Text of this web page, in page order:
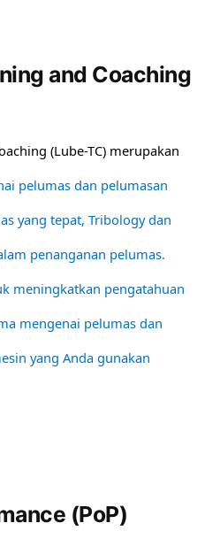
and Coaching
(Lube-TC) merupakan
pelumas dan pelumasan
yang tepat, Tribology dan
penanganan pelumas.
meningkatkan pengatahuan
mengenai pelumas dan
yang Anda gunakan
(PoP)